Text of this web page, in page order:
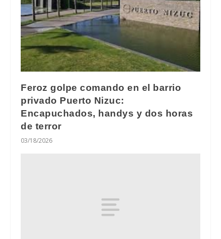
Feroz golpe comando en el barrio
privado Puerto Nizuc:
Encapuchados, handys y dos horas
de terror
03/18/2026